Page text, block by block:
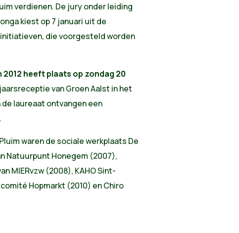
verdienen. De jury onder leiding
kiest op 7 januari uit de
die voorgesteld worden
2012 heeft plaats op zondag 20
van Groen Aalst in het
laureaat ontvangen een
waren de sociale werkplaats De
Natuurpunt Honegem (2007),
MIERvzw (2008), KAHO Sint-
Hopmarkt (2010) en Chiro